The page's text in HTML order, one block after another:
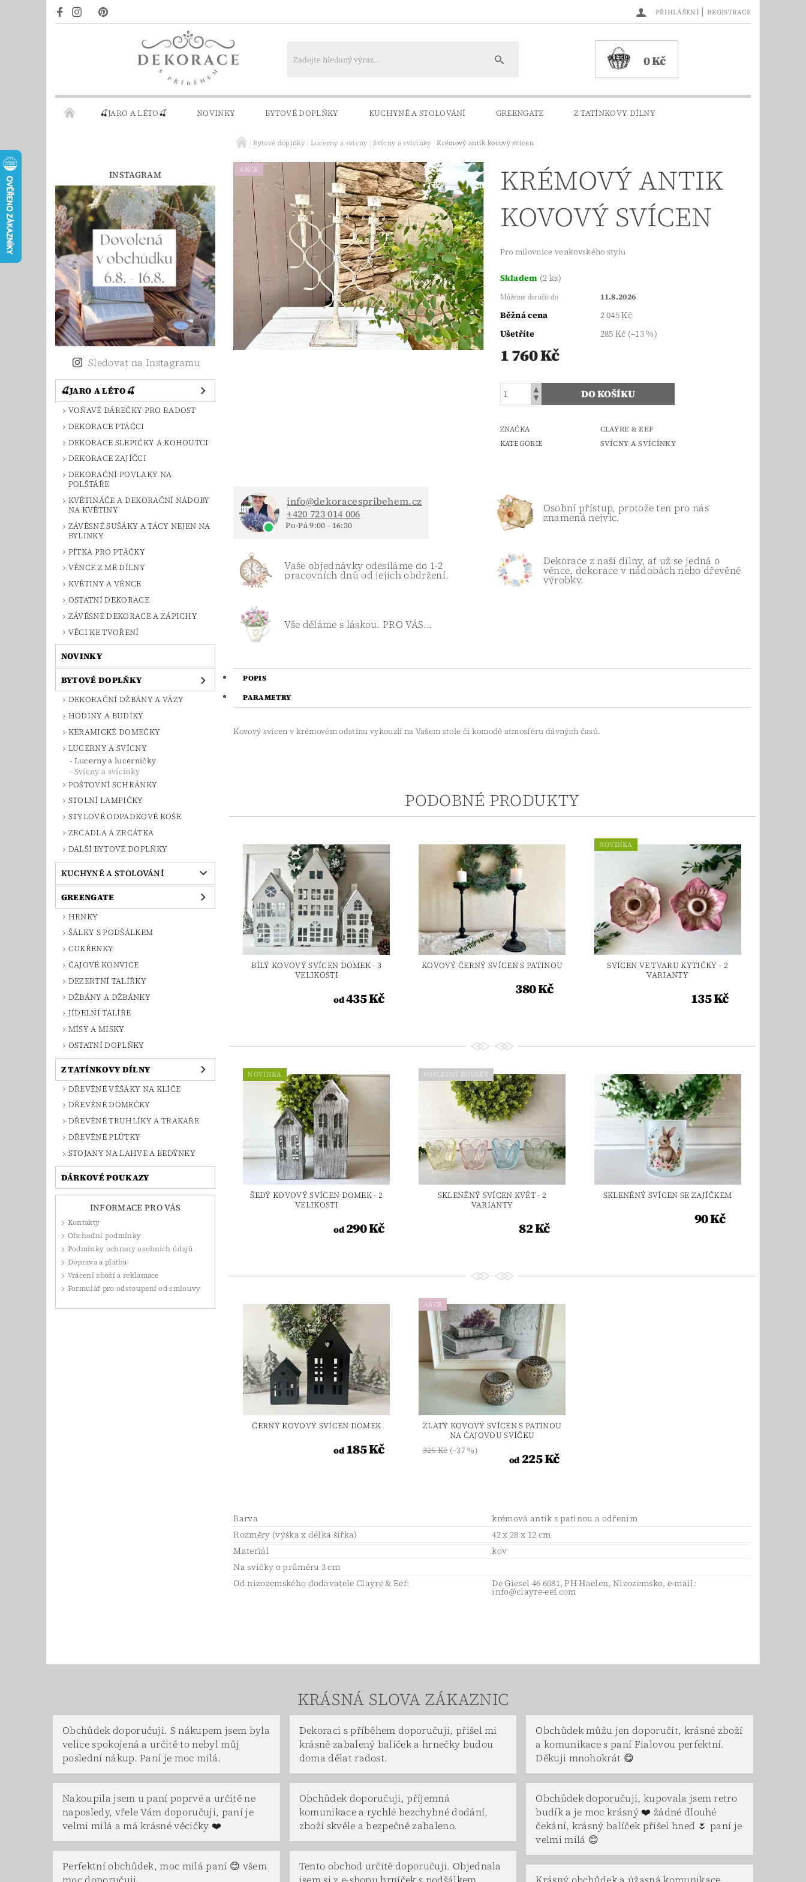
PŘIHLÁŠENÍ | REGISTRACE
0 Kč
🍒JARO A LÉTO🍒 NOVINKY BYTOVÉ DOPLŇKY KUCHYNĚ A STOLOVÁNÍ GREENGATE Z TATÍNKOVY DÍLNY
PRO INSPIRACI KONTAKTY DOPRAVA A PLATBA
INSTAGRAM
Sledovat na Instagramu
🍒JARO A LÉTO🍒
VOŇAVÉ DÁREČKY PRO RADOST
DEKORACE PTÁČCI
DEKORACE SLEPIČKY A KOHOUTCI
DEKORACE ZAJÍČCI
DEKORAČNÍ POVLAKY NA
POLŠTÁŘE
KVĚTINÁČE A DEKORAČNÍ NÁDOBY
NA KVĚTINY
ZÁVĚSNÉ SUŠÁKY A TÁCY NEJEN NA
BYLINKY
PÍTKA PRO PTÁČKY
VĚNCE Z MÉ DÍLNY
KVĚTINY A VĚNCE
OSTATNÍ DEKORACE
ZÁVĚSNÉ DEKORACE A ZÁPICHY
VĚCI KE TVOŘENÍ
NOVINKY
BYTOVÉ DOPLŇKY
DEKORAČNÍ DŽBÁNY A VÁZY
HODINY A BUDÍKY
KERAMICKÉ DOMEČKY
LUCERNY A SVÍCNY
Lucerny a lucerničky
Svícny a svícínky
POŠTOVNÍ SCHRÁNKY
STOLNÍ LAMPIČKY
STYLOVÉ ODPADKOVÉ KOŠE
ZRCADLA A ZRCÁTKA
DALŠÍ BYTOVÉ DOPLŇKY
KUCHYNĚ A STOLOVÁNÍ
GREENGATE
HRNKY
ŠÁLKY S PODŠÁLKEM
CUKŘENKY
ČAJOVÉ KONVICE
DEZERTNÍ TALÍŘKY
DŽBÁNY A DŽBÁNKY
JÍDELNÍ TALÍŘE
MÍSY A MISKY
OSTATNÍ DOPLŇKY
Z TATÍNKOVY DÍLNY
DŘEVĚNÉ VĚŠÁKY NA KLÍČE
DŘEVĚNÉ DOMEČKY
DŘEVĚNÉ TRUHLÍKY A TRAKAŘE
DŘEVĚNÉ PLŮTKY
STOJANY NA LAHVE A BEDÝNKY
DÁRKOVÉ POUKAZY
INFORMACE PRO VÁS
Kontakty
Obchodní podmínky
Podmínky ochrany osobních údajů
Doprava a platba
Vrácení zboží a reklamace
Formulář pro odstoupení od smlouvy
Bytové doplňky Lucerny a svícny Svícny a svícínky Krémový antik kovový svícen
AKCE
KRÉMOVÝ ANTIK
KOVOVÝ SVÍCEN
Pro milovnice venkovského stylu
Skladem (2 ks)
Můžeme doručit do 11.8.2026
Běžná cena
2 045 Kč
Ušetříte
285 Kč (–13 %)
1 760 Kč
ZNAČKA
CLAYRE & EEF
KATEGORIE
SVÍCNY A SVÍCÍNKY
info@dekoracespribehem.cz
+420 723 014 006
Po-Pá 9:00 - 16:30
Osobní přístup, protože ten pro nás
znamená nejvíc.
Vaše objednávky odesíláme do 1-2
pracovních dnů od jejich obdržení.
Dekorace z naší dílny, ať už se jedná o
věnce, dekorace v nádobách nebo dřevěné
výrobky.
Vše děláme s láskou. PRO VÁS...
POPIS
PARAMETRY
Kovový svícen v krémovém odstínu vykouzlí na Vašem stole či komodě atmosféru dávných časů.
PODOBNÉ PRODUKTY
BÍLÝ KOVOVÝ SVÍCEN DOMEK - 3
VELIKOSTI
od435 Kč
KOVOVÝ ČERNÝ SVÍCEN S PATINOU
380 Kč
NOVINKA
SVÍCEN VE TVARU KYTIČKY - 2
VARIANTY
135 Kč
NOVINKA
ŠEDÝ KOVOVÝ SVÍCEN DOMEK - 2
VELIKOSTI
od290 Kč
POSLEDNÍ KOUSKY
SKLENĚNÝ SVÍCEN KVĚT - 2
VARIANTY
82 Kč
SKLENĚNÝ SVÍCEN SE ZAJÍČKEM
90 Kč
ČERNÝ KOVOVÝ SVÍCEN DOMEK
od185 Kč
AKCE
ZLATÝ KOVOVÝ SVÍCEN S PATINOU
NA ČAJOVOU SVÍČKU
325 Kč(–37 %)
od225 Kč
Barva
krémová antik s patinou a odřením
Rozměry (výška x délka šířka)
42 x 28 x 12 cm
Materiál
kov
Na svíčky o průměru 3 cm
Od nizozemského dodavatele Clayre & Eef:
De Giesel 46 6081, PH Haelen, Nizozemsko, e-mail:
info@clayre-eef.com
KRÁSNÁ SLOVA ZÁKAZNIC
Obchůdek doporučuji. S nákupem jsem byla
velice spokojená a určitě to nebyl můj
poslední nákup. Paní je moc milá.
Nakoupila jsem u paní poprvé a určitě ne
naposledy, vřele Vám doporučuji, paní je
velmi milá a má krásné věcičky ❤️
Perfektní obchůdek, moc milá paní 😊 všem
Dekoraci s příběhem doporučuji, přišel mi
krásně zabalený balíček a hrnečky budou
doma dělat radost.
Obchůdek doporučuji, příjemná
komunikace a rychlé bezchybné dodání,
zboží skvěle a bezpečně zabaleno.
Tento obchod určitě doporučuji. Objednala
Obchůdek můžu jen doporučit, krásné zboží
a komunikace s paní Fialovou perfektní.
Děkuji mnohokrát 😋
Obchůdek doporučuji, kupovala jsem retro
budík a je moc krásný ❤️ žádné dlouhé
čekání, krásný balíček přišel hned 🌷 paní je
velmi milá 😊